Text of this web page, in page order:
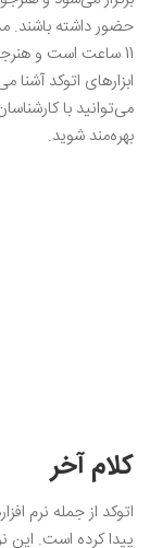
حضور داشته
11 ساعت است و
ابزارهای اتوکد
می‌توانید با
بهره‌مند شوید.
کلام آخر
اتوکد از جمله نرم
پیدا کرده است. این